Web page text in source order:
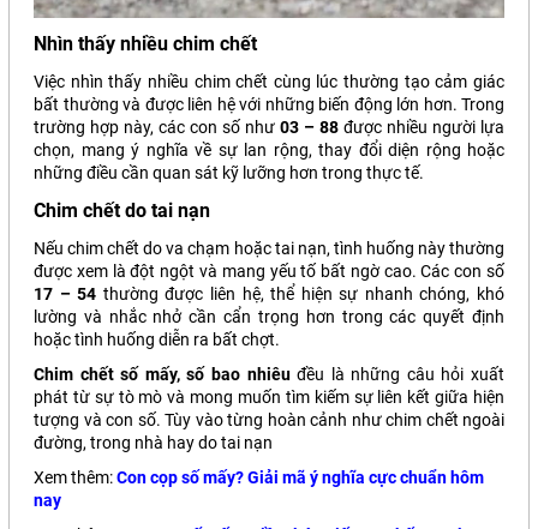
Nhìn thấy nhiều chim chết
Việc nhìn thấy nhiều chim chết cùng lúc thường tạo cảm giác
bất thường và được liên hệ với những biến động lớn hơn. Trong
trường hợp này, các con số như 03 – 88 được nhiều người lựa
chọn, mang ý nghĩa về sự lan rộng, thay đổi diện rộng hoặc
những điều cần quan sát kỹ lưỡng hơn trong thực tế.
Chim chết do tai nạn
Nếu chim chết do va chạm hoặc tai nạn, tình huống này thường
được xem là đột ngột và mang yếu tố bất ngờ cao. Các con số
17 – 54 thường được liên hệ, thể hiện sự nhanh chóng, khó
lường và nhắc nhở cần cẩn trọng hơn trong các quyết định
hoặc tình huống diễn ra bất chợt.
Chim chết số mấy, số bao nhiêuđều là những câu hỏi xuất
phát từ sự tò mò và mong muốn tìm kiếm sự liên kết giữa hiện
tượng và con số. Tùy vào từng hoàn cảnh như chim chết ngoài
đường, trong nhà hay do tai nạn
Xem thêm:Con cọp số mấy? Giải mã ý nghĩa cực chuẩn hôm
nay